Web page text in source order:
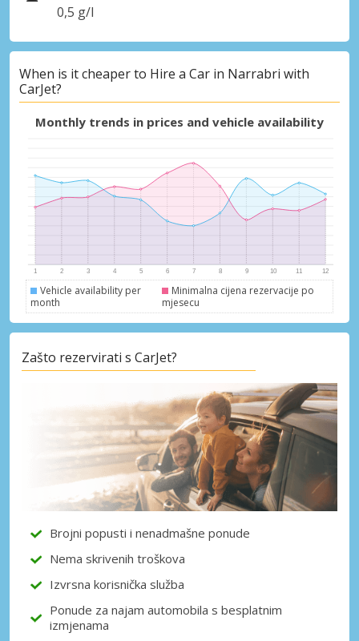
Posebni popusti
Pristupite ekskluzivnim ponudama naših
dobavljača
Prijava putem eLinka
0,5 g/l
When is it cheaper to Hire a Car in Narrabri with
CarJet?
Monthly trends in prices and vehicle availability
Vehicle availability per
month
Minimalna cijena rezervacije po
mjesecu
Zašto rezervirati s CarJet?
Brojni popusti i nenadmašne ponude
Nema skrivenih troškova
Izvrsna korisnička služba
Ponude za najam automobila s besplatnim
izmjenama